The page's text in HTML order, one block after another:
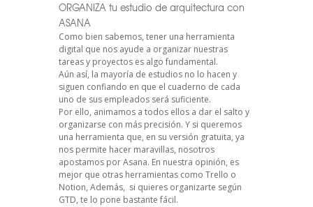
ORGANIZA tu estudio de arquitectura con
ASANA
Como bien sabemos, tener una herramienta
digital que nos ayude a organizar nuestras
tareas y proyectos es algo fundamental.
Aún así, la mayoría de estudios no lo hacen y
siguen confiando en que el cuaderno de cada
uno de sus empleados será suficiente.
Por ello, animamos a todos ellos a dar el salto y
organizarse con más precisión. Y si queremos
una herramienta que, en su versión gratuita, ya
nos permite hacer maravillas, nosotros
apostamos por Asana. En nuestra opinión, es
mejor que otras herramientas como Trello o
Notion, Además, si quieres organizarte según
GTD, te lo pone bastante fácil.